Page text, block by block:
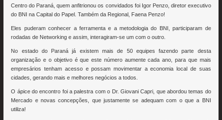
Centro do Paraná, quem anfitrionou os convidados foi Igor Penzo, diretor executivo
do BNI na Capital do Papel. Também da Regional, Faena Penzo!
Eles puderam conhecer a ferramenta e a metodologia do BNI, participaram de
rodadas de Networking e assim, interagiram-se um com o outro.
No estado do Paraná já existem mais de 50 equipes fazendo parte desta
organização e o objetivo é que este número aumente cada ano, para que mais
empresários tenham acesso e possam movimentar a economia local de suas
cidades, gerando mais e melhores negócios a todos.
O ápice do encontro foi a palestra com o Dr. Giovani Capri, que abordou temas do
Mercado e novas concepções, que justamente se adequam com o que a BNI
utiliza!